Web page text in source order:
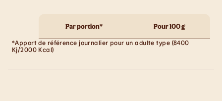
Par portion* Pour 100 g
*Apport de référence journalier pour un adulte type (8400
Kj/2000 Kcal)